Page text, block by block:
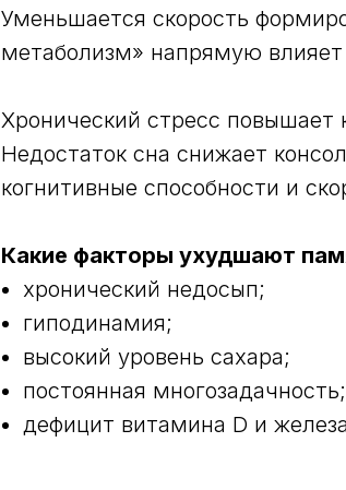
Уменьшается скорость
метаболизм» напрямую влияет
Хронический стресс
Недостаток сна снижает
когнитивные способности и
Какие факторы ухудшают
хронический недосып;
гиподинамия;
высокий уровень сахара;
постоянная многозадачность;
дефицит витамина D и